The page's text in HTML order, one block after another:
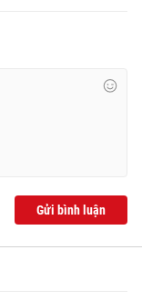
Gửi bình luận